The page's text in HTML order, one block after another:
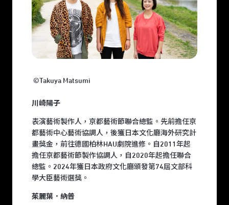
©Takuya Matsumi
川崎陽子
表演藝術製作人，京都藝術節聯合總監。先前擔任京
都藝術中心藝術協調人，後獲日本文化廳海外研究計
畫獎金，前往德國柏林HAU劇院進修。自2011年起
擔任京都藝術節製作協調人，自2020年起擔任聯合
總監。2024年獲日本政府文化廳頒發第74屆文部科
學大臣藝術選獎。
茱麗葉．納普